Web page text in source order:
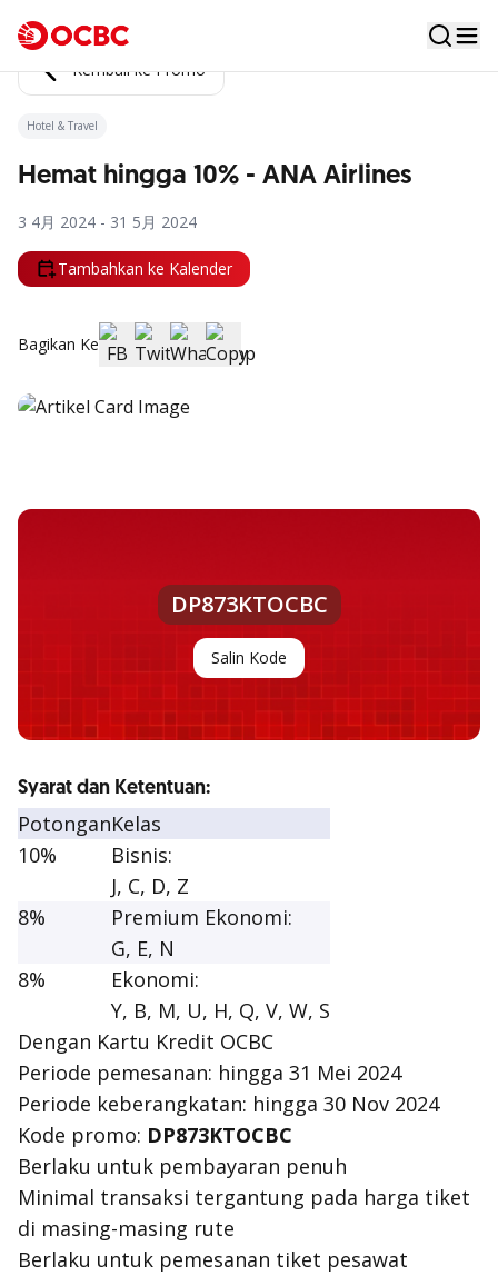
Kembali ke Promo
Hotel & Travel
Hemat hingga 10% - ANA Airlines
3 4月 2024 - 31 5月 2024
Tambahkan ke Kalender
Bagikan Ke
DP873KTOCBC
Salin Kode
Syarat dan Ketentuan:
PotonganKelas
10%
Bisnis:
J, C, D, Z
8%
Premium Ekonomi:
G, E, N
8%
Ekonomi:
Y, B, M, U, H, Q, V, W, S
Dengan Kartu Kredit OCBC
Periode pemesanan: hingga 31 Mei 2024
Periode keberangkatan: hingga 30 Nov 2024
Kode promo: DP873KTOCBC
Berlaku untuk pembayaran penuh
Minimal transaksi tergantung pada harga tiket
di masing-masing rute
Berlaku untuk pemesanan tiket pesawat